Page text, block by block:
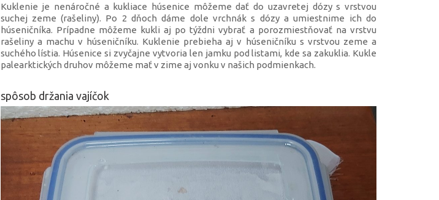
Kuklenie je nenáročné a kukliace húsenice môžeme dať do uzavretej dózy s vrstvou
suchej zeme (rašeliny). Po 2 dňoch dáme dole vrchnák s dózy a umiestnime ich do
húseničníka. Prípadne môžeme kukli aj po týždni vybrať a porozmiestňovať na vrstvu
rašeliny a machu v húseničníku. Kuklenie prebieha aj v húseničníku s vrstvou zeme a
suchého lístia. Húsenice si zvyčajne vytvoria len jamku pod listami, kde sa zakuklia. Kukle
palearktických druhov môžeme mať v zime aj vonku v našich podmienkach.
spôsob držania vajíčok